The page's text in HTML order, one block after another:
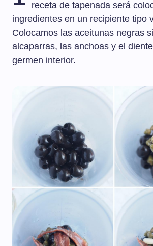
receta de tapenada será
ingredientes en un recipiente tipo
Colocamos las aceitunas negras
alcaparras, las anchoas y el
germen interior.